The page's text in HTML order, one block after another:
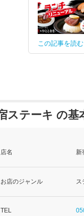
この記事を読む
ステーキ の基
店名 新
お店のジャンル ス
TEL